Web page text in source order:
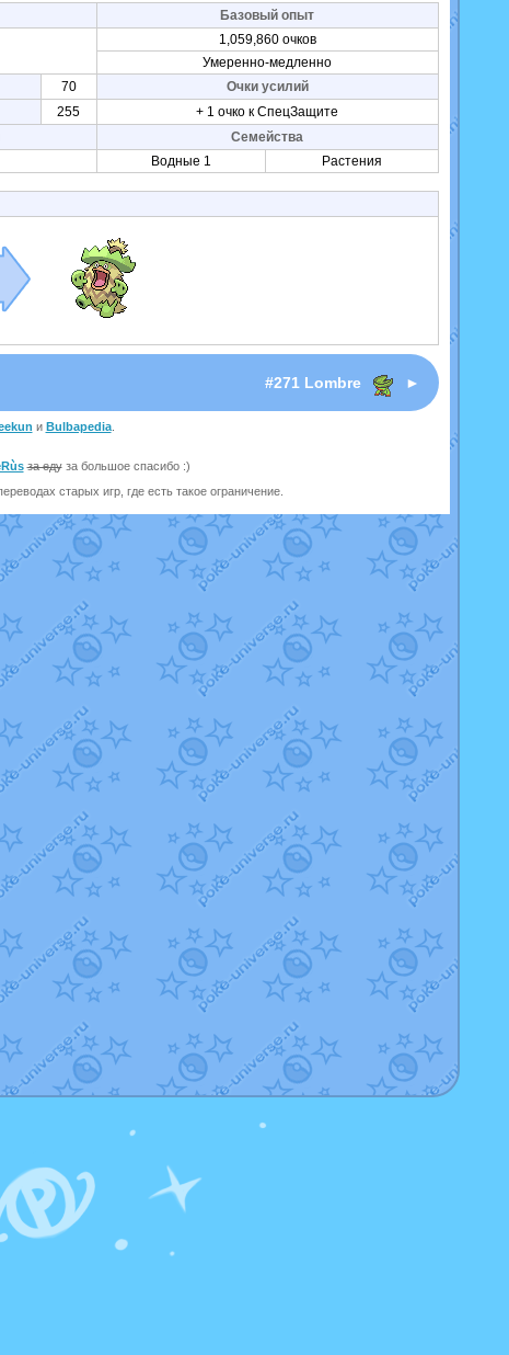
Базовый опыт
1,059,860 очков
Умеренно-медленно
70
Очки усилий
255
+ 1 очко к СпецЗащите
Семейства
Водные 1 Растения
#271 Lombre ►
и Bulbapedia.
за едуза большое спасибо :)
старых игр, где есть такое ограничение.